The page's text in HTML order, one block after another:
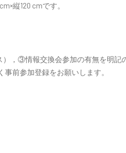
縦120 cmです。
，③情報交換会参加の有無を明記
前参加登録をお願いします。